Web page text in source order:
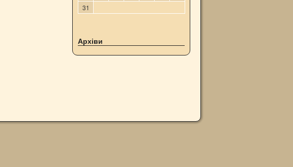
31
Архіви